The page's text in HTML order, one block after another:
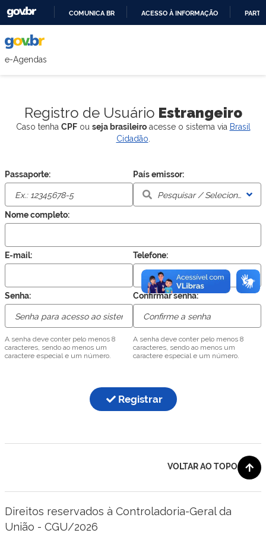
COMUNICA BR ACESSO À INFORMAÇÃO
e-Agendas
Registro de Usuário Estrangeiro
Caso tenha CPFou seja brasileiroacesse o sistema via Brasil
Cidadão
Passaporte: País emissor:
Nome completo:
E-mail: Telefone:
Senha:
A senha deve conter pelo menos 8
caracteres, sendo ao menos um
caractere especial e um número.
Confirmar senha:
A senha deve conter pelo menos 8
caracteres, sendo ao menos um
caractere especial e um número.
Registrar
VOLTAR AO TOPO
Direitos reservados à Controladoria-Geral da
União - CGU/2026